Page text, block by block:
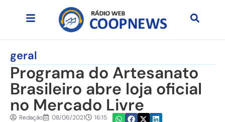
geral
Programa do Artesanato
Brasileiro abre loja oficial
no Mercado Livre
Redação 08/06/2021 16:15